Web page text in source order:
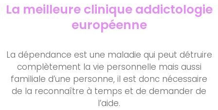
La meilleure clinique addictologie
européenne
La dépendance est une maladie qui peut détruire
complètement la vie personnelle mais aussi
familiale d’une personne, il est donc nécessaire
de la reconnaître à temps et de demander de
l’aide.